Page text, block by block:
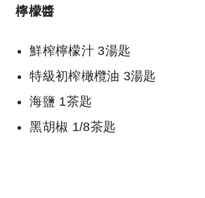
檸檬醬
鮮榨檸檬汁 3湯匙
特級初榨橄欖油 3湯匙
海鹽 1茶匙
黑胡椒 1/8茶匙